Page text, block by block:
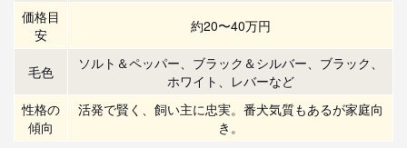
価格目
安
約20〜40万円
毛色
ソルト＆ペッパー、ブラック＆シルバー、ブラック、
ホワイト、レバーなど
性格の
傾向
活発で賢く、飼い主に忠実。番犬気質もあるが家庭向
き。